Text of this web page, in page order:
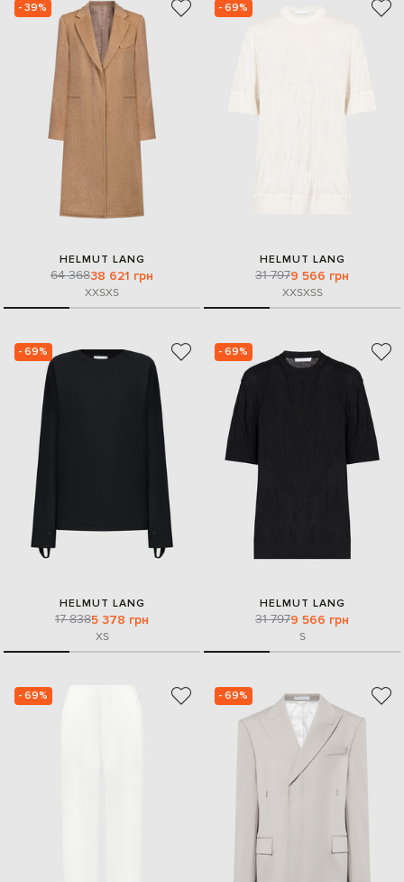
- 39%
HELMUT LANG
64 36838 621 грн
XXSXS
- 69%
HELMUT LANG
31 7979 566 грн
XXSXSS
- 69%
HELMUT LANG
17 8385 378 грн
XS
- 69%
HELMUT LANG
31 7979 566 грн
S
- 69% - 69%